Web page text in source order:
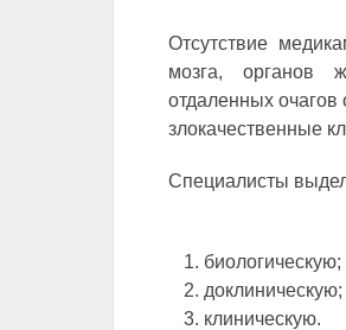
Отсутствие
мозга, органов
отдаленных очагов
злокачественные
Специалисты
биологическую;
доклиническую;
клиническую.